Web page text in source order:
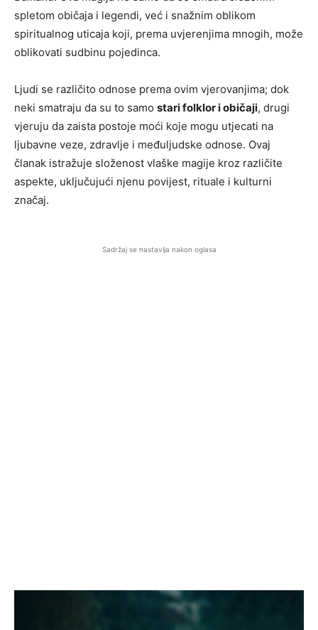
spletom običaja i legendi, već i snažnim oblikom
spiritualnog uticaja koji, prema uvjerenjima mnogih, može
oblikovati sudbinu pojedinca.
Ljudi se različito odnose prema ovim vjerovanjima; dok
neki smatraju da su to samo stari folklor i običaji, drugi
vjeruju da zaista postoje moći koje mogu utjecati na
ljubavne veze, zdravlje i međuljudske odnose. Ovaj
članak istražuje složenost vlaške magije kroz različite
aspekte, uključujući njenu povijest, rituale i kulturni
značaj.
Sadržaj se nastavlja nakon oglasa